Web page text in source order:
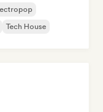
Tech House